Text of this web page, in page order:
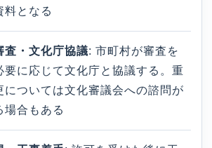
料となる
査・文化庁協議: 市町村が審査を
要に応じて文化庁と協議する。重
については文化審議会への諮問が
場合もある